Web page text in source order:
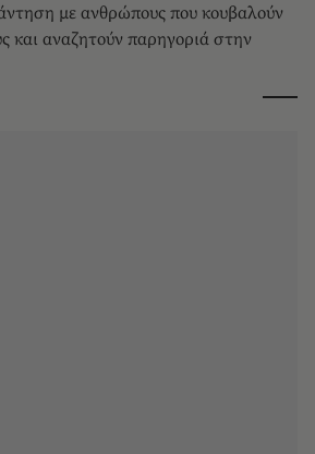
με ανθρώπους που κουβαλούν
και αναζητούν παρηγοριά στην